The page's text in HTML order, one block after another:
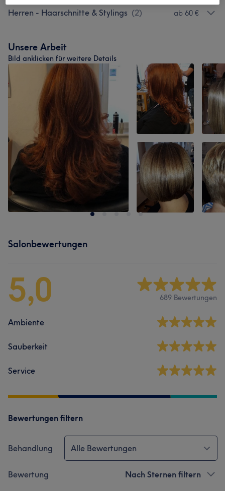
Herren - Haarschnitte & Stylings (2) ab 60 €
Unsere Arbeit
Bild anklicken für weitere Details
Salonbewertungen
5,0 689 Bewertungen
Ambiente
Sauberkeit
Service
Bewertungen filtern
Behandlung Alle Bewertungen
Bewertung Nach Sternen filtern